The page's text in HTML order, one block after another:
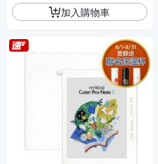
加入購物車